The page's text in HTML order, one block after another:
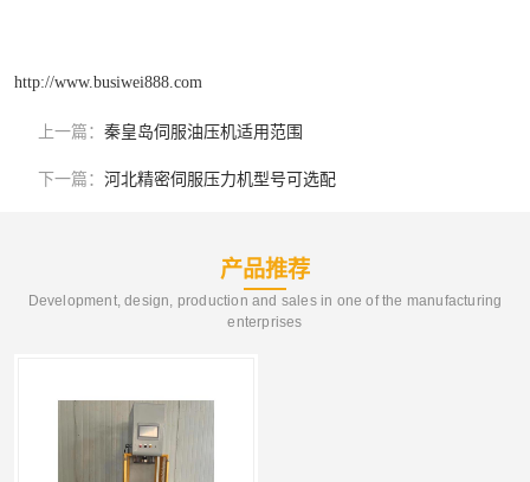
http://www.busiwei888.com
上一篇： 秦皇岛伺服油压机适用范围
下一篇： 河北精密伺服压力机型号可选配
产品推荐
Development, design, production and sales in one of the manufacturing
enterprises